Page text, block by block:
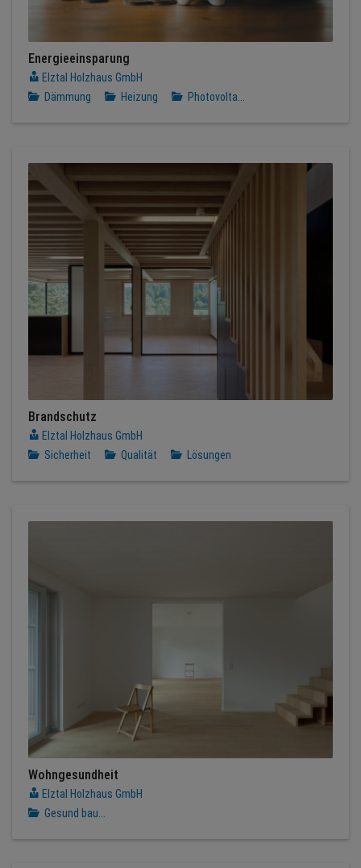
Energieeinsparung
Elztal Holzhaus GmbH
Dämmung
Heizung Photovolta...
Brandschutz
Elztal Holzhaus GmbH
Sicherheit
Qualität Lösungen
Wohngesundheit
Elztal Holzhaus GmbH
Gesund bau...